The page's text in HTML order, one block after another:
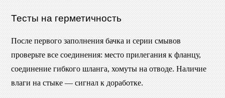
Тесты на герметичность
После первого заполнения бачка и серии смывов
проверьте все соединения: место прилегания к фланцу,
соединение гибкого шланга, хомуты на отводе. Наличие
влаги на стыке — сигнал к доработке.